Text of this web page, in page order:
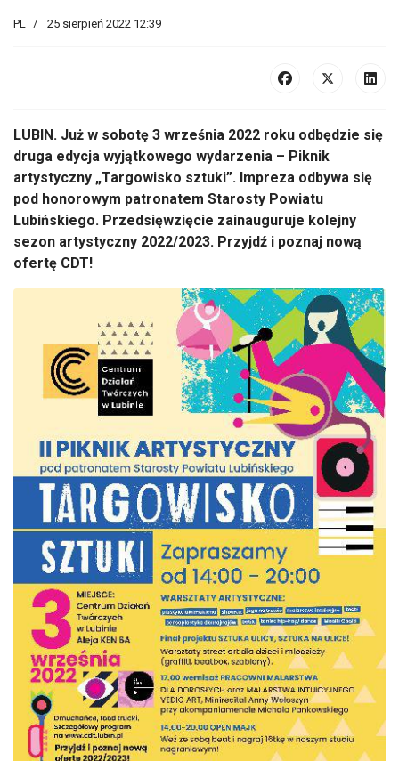
PL 25 sierpień 2022 12:39
LUBIN. Już w sobotę 3 września 2022 roku odbędzie się
druga edycja wyjątkowego wydarzenia – Piknik
artystyczny „Targowisko sztuki”. Impreza odbywa się
pod honorowym patronatem Starosty Powiatu
Lubińskiego. Przedsięwzięcie zainauguruje kolejny
sezon artystyczny 2022/2023. Przyjdź i poznaj nową
ofertę CDT!